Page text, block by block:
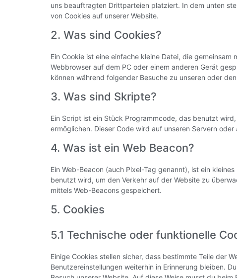
uns beauftragten Drittparteien platziert. In dem unten
von Cookies auf unserer Website.
2. Was sind Cookies?
Ein Cookie ist eine einfache kleine Datei, die
Webbrowser auf dem PC oder einem anderen Gerät
können während folgender Besuche zu unseren oder
3. Was sind Skripte?
Ein Script ist ein Stück Programmcode, das benutzt
ermöglichen. Dieser Code wird auf unseren Servern
4. Was ist ein Web Beacon?
Ein Web-Beacon (auch Pixel-Tag genannt), ist ein
benutzt wird, um den Verkehr auf der Website zu
mittels Web-Beacons gespeichert.
5. Cookies
5.1 Technische oder funktionelle
Einige Cookies stellen sicher, dass bestimmte Teile der
Benutzereinstellungen weiterhin in Erinnerung bleiben.